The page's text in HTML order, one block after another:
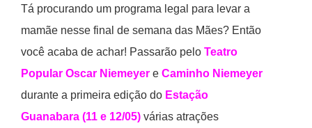
Tá procurando um programa legal para levar a
mamãe nesse final de semana das Mães? Então
você acaba de achar! Passarão pelo Teatro
Popular Oscar Niemeyer e Caminho Niemeyer
durante a primeira edição do Estação
Guanabara (11 e 12/05)várias atrações